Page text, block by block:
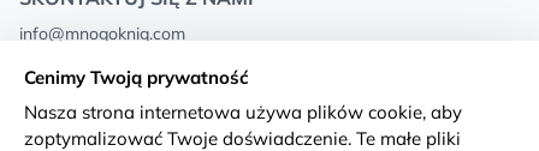
info@mnogoknig.com
Rīga, Augusta Deglava 69d, LV-1082
Cenimy Twoją prywatność
Nasza strona internetowa używa plików cookie, aby
zoptymalizować Twoje doświadczenie. Te małe pliki